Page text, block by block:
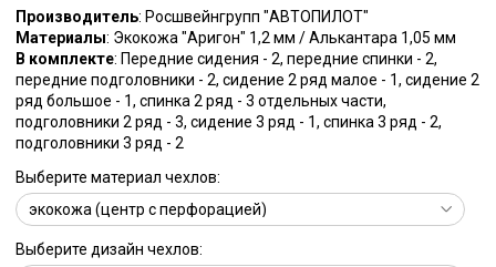
Производитель: Росшвейнгрупп "АВТОПИЛОТ"
Материалы: Экокожа "Аригон" 1,2 мм / Алькантара 1,05 мм
В комплекте: Передние сидения - 2, передние спинки - 2,
передние подголовники - 2, сидение 2 ряд малое - 1, сидение 2
ряд большое - 1, спинка 2 ряд - 3 отдельных части,
подголовники 2 ряд - 3, сидение 3 ряд - 1, спинка 3 ряд - 2,
подголовники 3 ряд - 2
Выберите материал чехлов:
Выберите дизайн чехлов: